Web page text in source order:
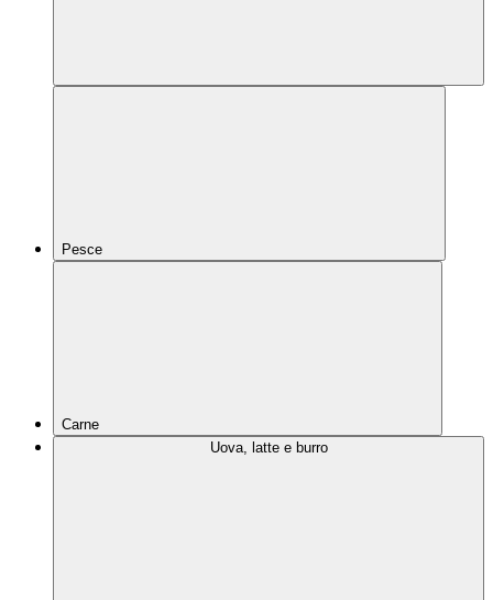
Pesce
Carne
Uova, latte e burro